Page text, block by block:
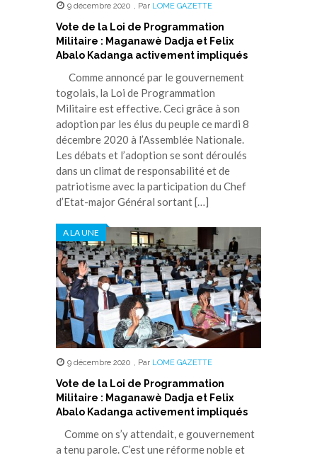
9 décembre 2020 Par LOME GAZETTE
Vote de la Loi de Programmation
Militaire : Maganawè Dadja et Felix
Abalo Kadanga activement impliqués
Comme annoncé par le gouvernement
togolais, la Loi de Programmation
Militaire est effective. Ceci grâce à son
adoption par les élus du peuple ce mardi 8
décembre 2020 à l’Assemblée Nationale.
Les débats et l’adoption se sont déroulés
dans un climat de responsabilité et de
patriotisme avec la participation du Chef
d’Etat-major Général sortant […]
A LA UNE
9 décembre 2020 , Par LOME GAZETTE
Vote de la Loi de Programmation
Militaire : Maganawè Dadja et Felix
Abalo Kadanga activement impliqués
Comme on s’y attendait, e gouvernement
a tenu parole. C’est une réforme noble et